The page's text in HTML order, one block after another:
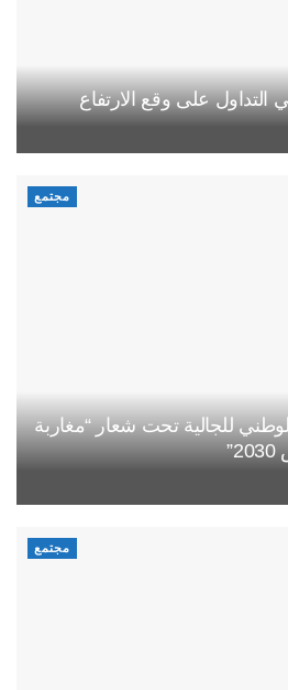
التداول على وقع الارتفاع
مجتمع
للجالية تحت شعار “مغاربة
مجتمع